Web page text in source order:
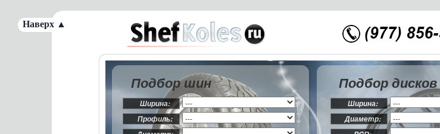
Подбор шин
Ширина:
Профиль:
Подбор дисков
Ширина:
Диаметр:
Наверх ▲